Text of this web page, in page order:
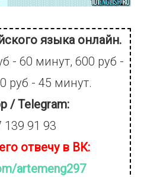
языка онлайн.
- 60 минут, 600 руб -
руб - 45 минут.
/ Telegram:
139 91 93
отвечу в ВК:
artemeng297